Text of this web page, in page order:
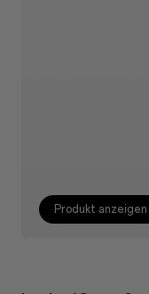
Produkt anzeigen